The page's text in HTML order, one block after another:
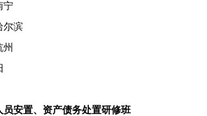
宁
尔滨
州
安置、资产债务处置研修班